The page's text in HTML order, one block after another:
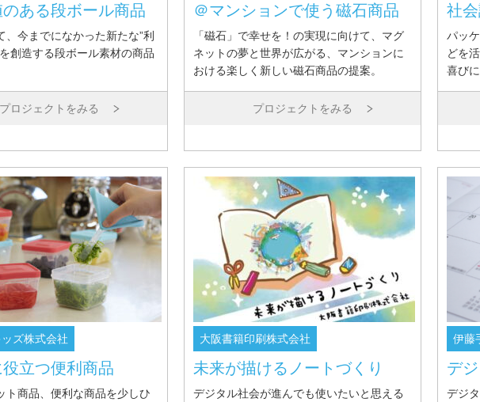
ある段ボール商品
、今までになかった新たな”利
創造する段ボール素材の商品
プロジェクトをみる
＠マンションで使う磁石商品
「磁石」で幸せを！の実現に向けて、マグ
ネットの夢と世界が広がる、マンションに
おける楽しく新しい磁石商品の提案。
プロジェクトをみる
社
パッ
どを
喜び
ズ株式会社
立つ便利商品
ト商品、便利な商品を少しひ
大阪書籍印刷株式会社
未来が描けるノートづくり
デジタル社会が進んでも使いたいと思える
伊藤
デ
デジ